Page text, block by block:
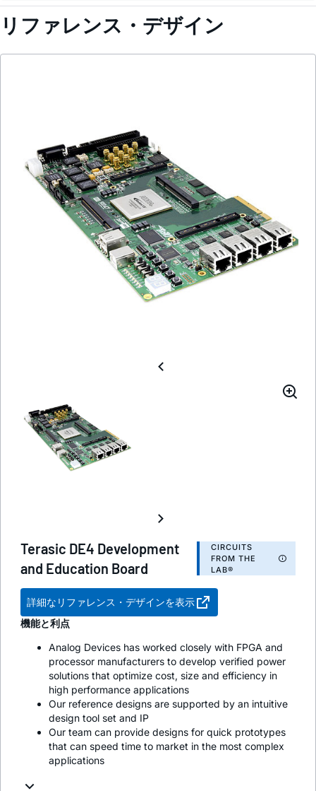
リファレンス・デザイン
Terasic DE4 Development
and Education Board
CIRCUITS
FROM THE
LAB®
詳細なリファレンス・デザインを表示
機能と利点
Analog Devices has worked closely with FPGA and
processor manufacturers to develop verified power
solutions that optimize cost, size and efficiency in
high performance applications
Our reference designs are supported by an intuitive
design tool set and IP
Our team can provide designs for quick prototypes
that can speed time to market in the most complex
applications